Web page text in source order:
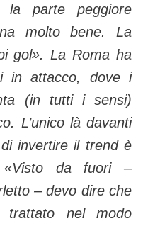
la parte peggiore
molto bene. La
gol». La Roma ha
in attacco, dove i
(in tutti i sensi)
L’unico là davanti
invertire il trend è
da fuori –
– devo dire che
nel modo